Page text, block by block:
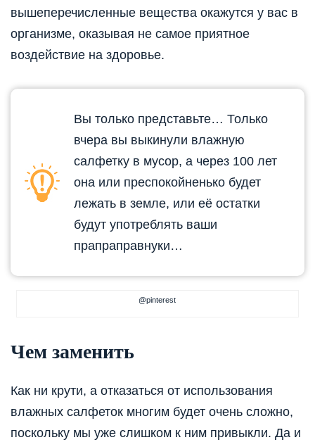
вышеперечисленные вещества окажутся у вас в
организме, оказывая не самое приятное
воздействие на здоровье.
Вы только представьте… Только
вчера вы выкинули влажную
салфетку в мусор, а через 100 лет
она или преспокойненько будет
лежать в земле, или её остатки
будут употреблять ваши
прапраправнуки…
@pinterest
Чем заменить
Как ни крути, а отказаться от использования
влажных салфеток многим будет очень сложно,
поскольку мы уже слишком к ним привыкли. Да и